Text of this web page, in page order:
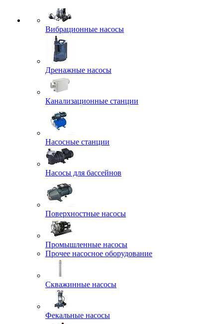
Вибрационные насосы
Дренажные насосы
Канализационные станции
Насосные станции
Насосы для бассейнов
Поверхностные насосы
Промышленные насосы
Прочее насосное оборудование
Скважинные насосы
Фекальные насосы